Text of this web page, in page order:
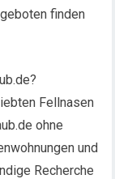
finden
Fellnasen
ohne
und
Recherche